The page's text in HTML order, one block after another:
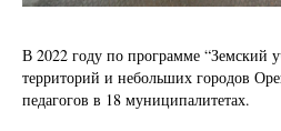
В 2022 году по программе “Земский
территорий и небольших городов
педагогов в 18 муниципалитетах.